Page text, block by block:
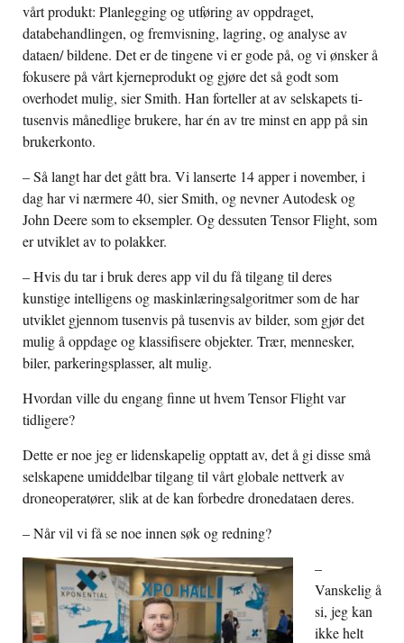
vårt produkt: Planlegging og utføring av oppdraget,
databehandlingen, og fremvisning, lagring, og analyse av
dataen/ bildene. Det er de tingene vi er gode på, og vi ønsker å
fokusere på vårt kjerneprodukt og gjøre det så godt som
overhodet mulig, sier Smith. Han forteller at av selskapets ti-
tusenvis månedlige brukere, har én av tre minst en app på sin
brukerkonto.
– Så langt har det gått bra. Vi lanserte 14 apper i november, i
dag har vi nærmere 40, sier Smith, og nevner Autodesk og
John Deere som to eksempler. Og dessuten Tensor Flight, som
er utviklet av to polakker.
– Hvis du tar i bruk deres app vil du få tilgang til deres
kunstige intelligens og maskinlæringsalgoritmer som de har
utviklet gjennom tusenvis på tusenvis av bilder, som gjør det
mulig å oppdage og klassifisere objekter. Trær, mennesker,
biler, parkeringsplasser, alt mulig.
Hvordan ville du engang finne ut hvem Tensor Flight var
tidligere?
Dette er noe jeg er lidenskapelig opptatt av, det å gi disse små
selskapene umiddelbar tilgang til vårt globale nettverk av
droneoperatører, slik at de kan forbedre dronedataen deres.
– Når vil vi få se noe innen søk og redning?
–
Vanskelig å
si, jeg kan
ikke helt